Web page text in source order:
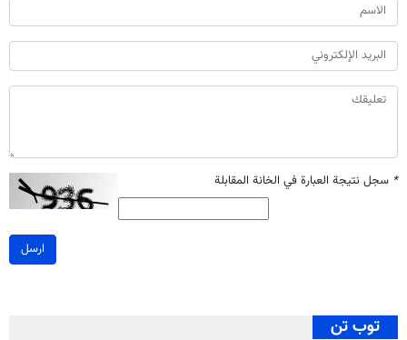
* سجل نتيجة العبارة في الخانة المقابلة
ارسل
توب تن